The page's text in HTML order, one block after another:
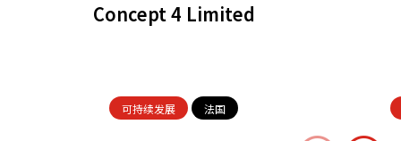
Concept 4 Limited
可持续发展 法国